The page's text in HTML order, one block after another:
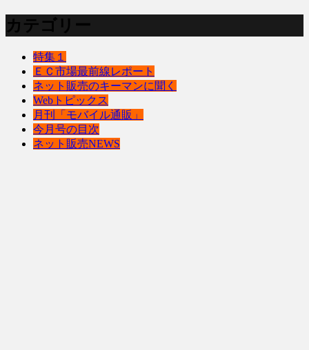
カテゴリー
特集１
ＥＣ市場最前線レポート
ネット販売のキーマンに聞く
Webトピックス
月刊「モバイル通販」
今月号の目次
ネット販売NEWS